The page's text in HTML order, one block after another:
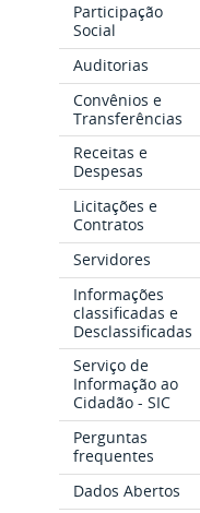
Participação
Social
Auditorias
Convênios e
Transferências
Receitas e
Despesas
Licitações e
Contratos
Servidores
Informações
classificadas e
Desclassificadas
Serviço de
Informação ao
Cidadão - SIC
Perguntas
frequentes
Dados Abertos